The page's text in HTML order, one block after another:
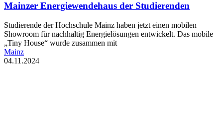
Mainzer Energiewendehaus der Studierenden
Studierende der Hochschule Mainz haben jetzt einen mobilen
Showroom für nachhaltig Energielösungen entwickelt. Das mobile
„Tiny House“ wurde zusammen mit
Mainz
04.11.2024